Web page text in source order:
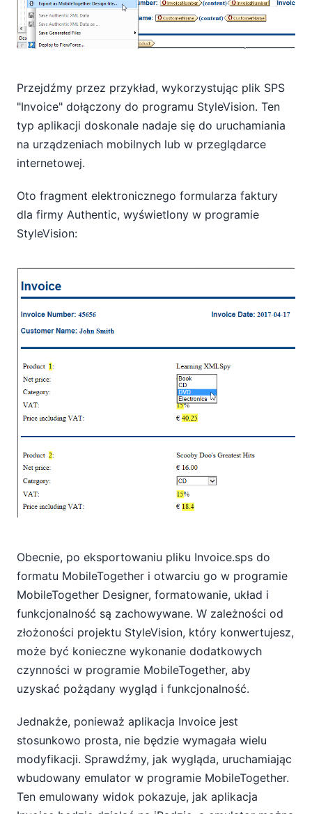
Przejdźmy przez przykład, wykorzystując plik SPS
"Invoice" dołączony do programu StyleVision. Ten
typ aplikacji doskonale nadaje się do uruchamiania
na urządzeniach mobilnych lub w przeglądarce
internetowej.
Oto fragment elektronicznego formularza faktury
dla firmy Authentic, wyświetlony w programie
StyleVision:
Obecnie, po eksportowaniu pliku Invoice.sps do
formatu MobileTogether i otwarciu go w programie
MobileTogether Designer, formatowanie, układ i
funkcjonalność są zachowywane. W zależności od
złożoności projektu StyleVision, który konwertujesz,
może być konieczne wykonanie dodatkowych
czynności w programie MobileTogether, aby
uzyskać pożądany wygląd i funkcjonalność.
Jednakże, ponieważ aplikacja Invoice jest
stosunkowo prosta, nie będzie wymagała wielu
modyfikacji. Sprawdźmy, jak wygląda, uruchamiając
wbudowany emulator w programie MobileTogether.
Ten emulowany widok pokazuje, jak aplikacja